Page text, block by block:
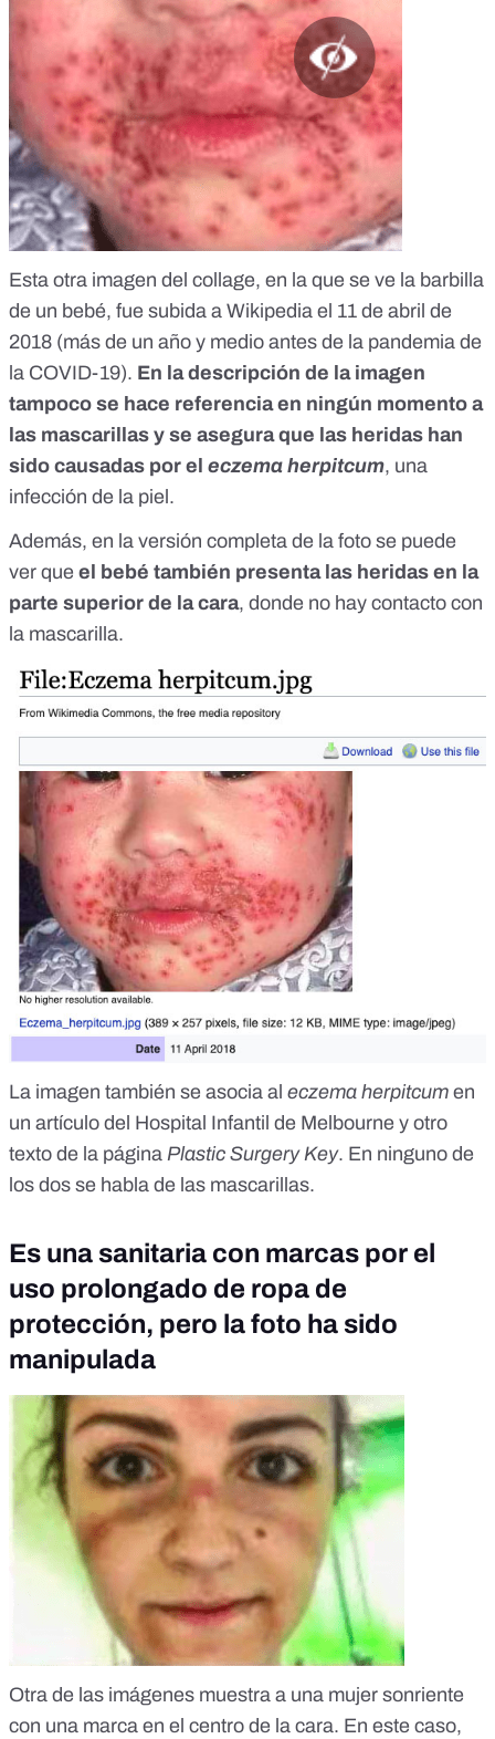
Esta otra imagen del collage, en la que se ve la barbilla
de un bebé, fue subida a Wikipedia el 11 de abril de
2018 (más de un año y medio antes de la pandemia de
la COVID-19). En la descripción de la imagen
tampoco se hace referencia en ningún momento a
las mascarillas y se asegura que las heridas han
sido causadas por el eczema herpitcum, una
infección de la piel.
Además, en la versión completa de la foto se puede
ver que el bebé también presenta las heridas en la
parte superior de la cara, donde no hay contacto con
la mascarilla.
La imagen también se asocia al eczema herpitcum en
un artículo del Hospital Infantil de Melbourne y otro
texto de la página Plastic Surgery Key. En ninguno de
los dos se habla de las mascarillas.
Es una sanitaria con marcas por el
uso prolongado de ropa de
protección, pero la foto ha sido
manipulada
Otra de las imágenes muestra a una mujer sonriente
con una marca en el centro de la cara. En este caso,